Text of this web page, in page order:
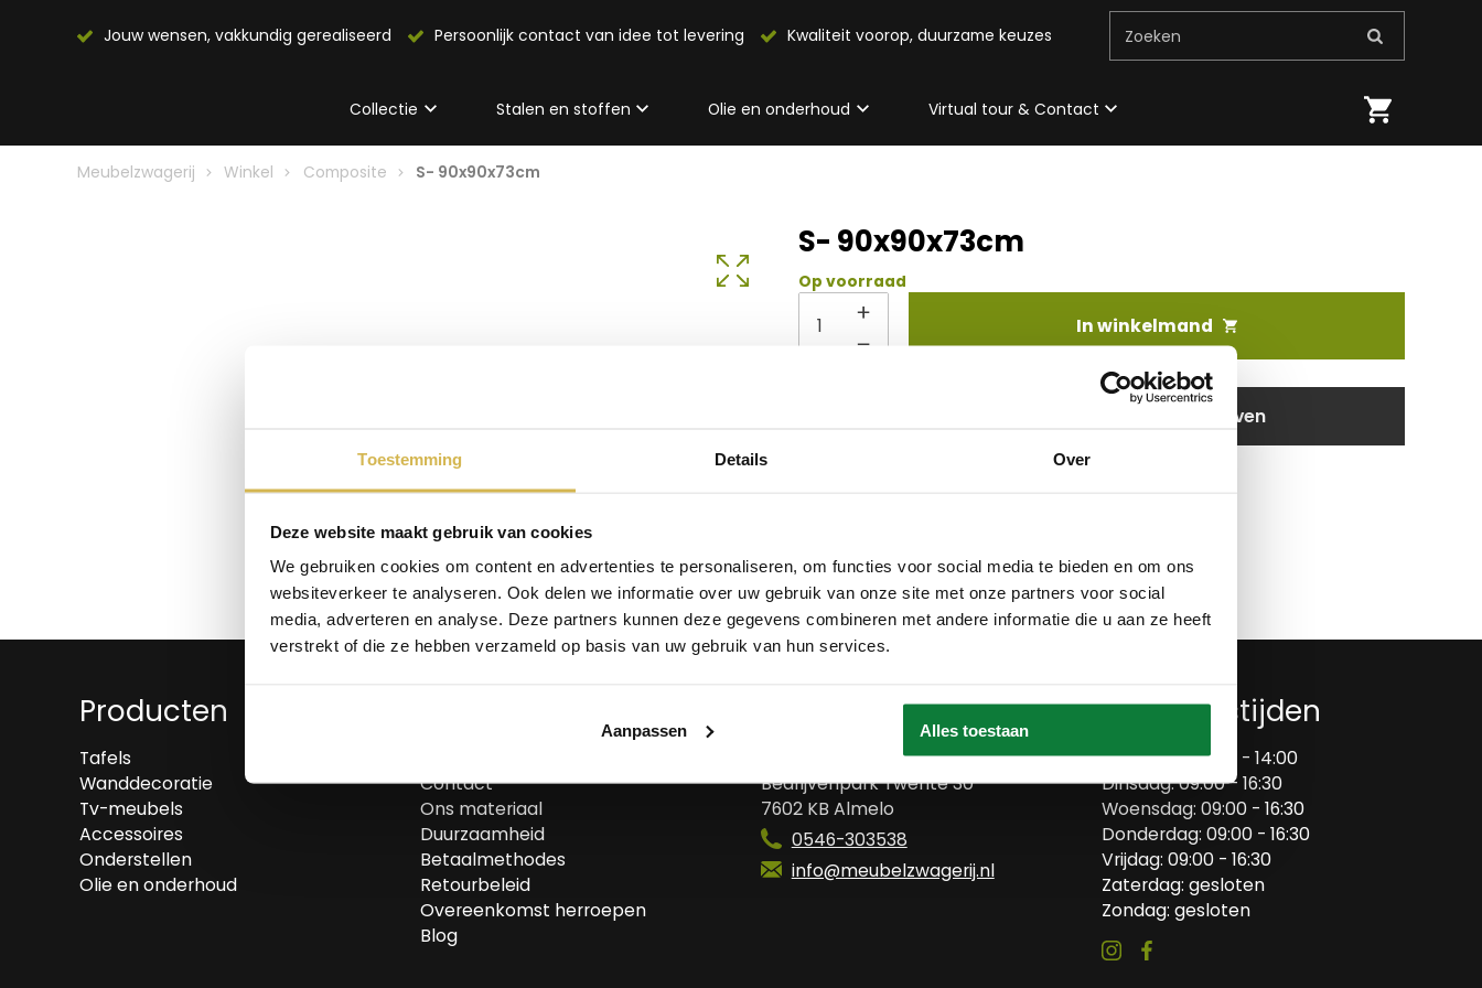
Toestemming Details Over
Deze website maakt gebruik van cookies
We gebruiken cookies om content en advertenties te personaliseren, om functies voor social media te bieden en om ons
websiteverkeer te analyseren. Ook delen we informatie over uw gebruik van onze site met onze partners voor social
media, adverteren en analyse. Deze partners kunnen deze gegevens combineren met andere informatie die u aan ze heeft
verstrekt of die ze hebben verzameld op basis van uw gebruik van hun services.
Aanpassen Alles toestaan
Jouw wensen, vakkundig gerealiseerd Persoonlijk contact van idee tot levering Kwaliteit voorop, duurzame keuzes Zoeken
Collectie Stalen en stoffen Olie en onderhoud Virtual tour & Contact
Meubelzwagerij Winkel Composite S- 90x90x73cm
S- 90x90x73cm
Op voorraad
In winkelmand
Info aanvragen / wensen doorgeven
Producten
Tafels
Wanddecoratie
Tv-meubels
Accessoires
Onderstellen
Olie en onderhoud
Contact
Ons materiaal
Duurzaamheid
Betaalmethodes
Retourbeleid
Overeenkomst herroepen
Blog
Bedrijvenpark Twente 30
7602 KB Almelo
0546-303538
info@meubelzwagerij.nl
Openingstijden
Maandag: 09:00 - 14:00
Dinsdag: 09:00 - 16:30
Woensdag: 09:00 - 16:30
Donderdag: 09:00 - 16:30
Vrijdag: 09:00 - 16:30
Zaterdag: gesloten
Zondag: gesloten